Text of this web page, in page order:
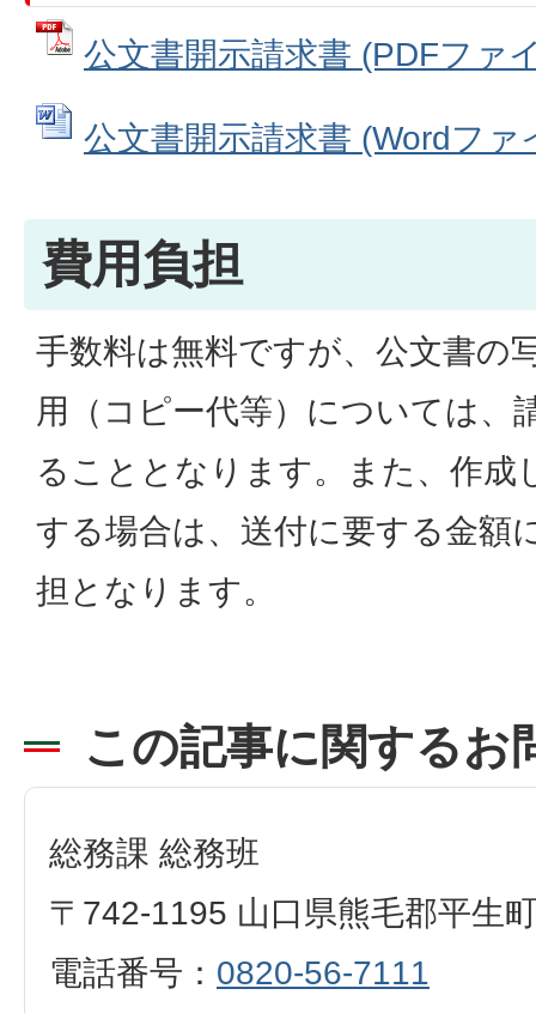
公文書開示請求書 (PDFファ
公文書開示請求書 (Wordファ
費用負担
手数料は無料ですが、公文書の
用（コピー代等）については、
ることとなります。また、作成
する場合は、送付に要する金額
担となります。
この記事に関するお
総務課 総務班
〒742-1195 山口県熊毛郡平生
電話番号： 0820-56-7111